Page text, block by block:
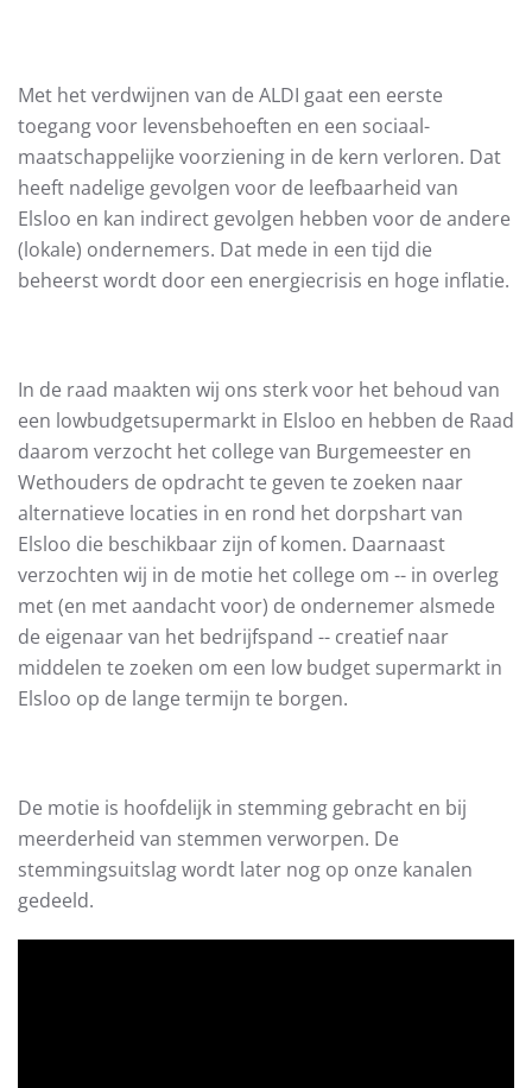
Met het verdwijnen van de ALDI gaat een eerste
toegang voor levensbehoeften en een sociaal-
maatschappelijke voorziening in de kern verloren. Dat
heeft nadelige gevolgen voor de leefbaarheid van
Elsloo en kan indirect gevolgen hebben voor de andere
(lokale) ondernemers. Dat mede in een tijd die
beheerst wordt door een energiecrisis en hoge inflatie.
In de raad maakten wij ons sterk voor het behoud van
een lowbudgetsupermarkt in Elsloo en hebben de Raad
daarom verzocht het college van Burgemeester en
Wethouders de opdracht te geven te zoeken naar
alternatieve locaties in en rond het dorpshart van
Elsloo die beschikbaar zijn of komen. Daarnaast
verzochten wij in de motie het college om -- in overleg
met (en met aandacht voor) de ondernemer alsmede
de eigenaar van het bedrijfspand -- creatief naar
middelen te zoeken om een low budget supermarkt in
Elsloo op de lange termijn te borgen.
De motie is hoofdelijk in stemming gebracht en bij
meerderheid van stemmen verworpen. De
stemmingsuitslag wordt later nog op onze kanalen
gedeeld.